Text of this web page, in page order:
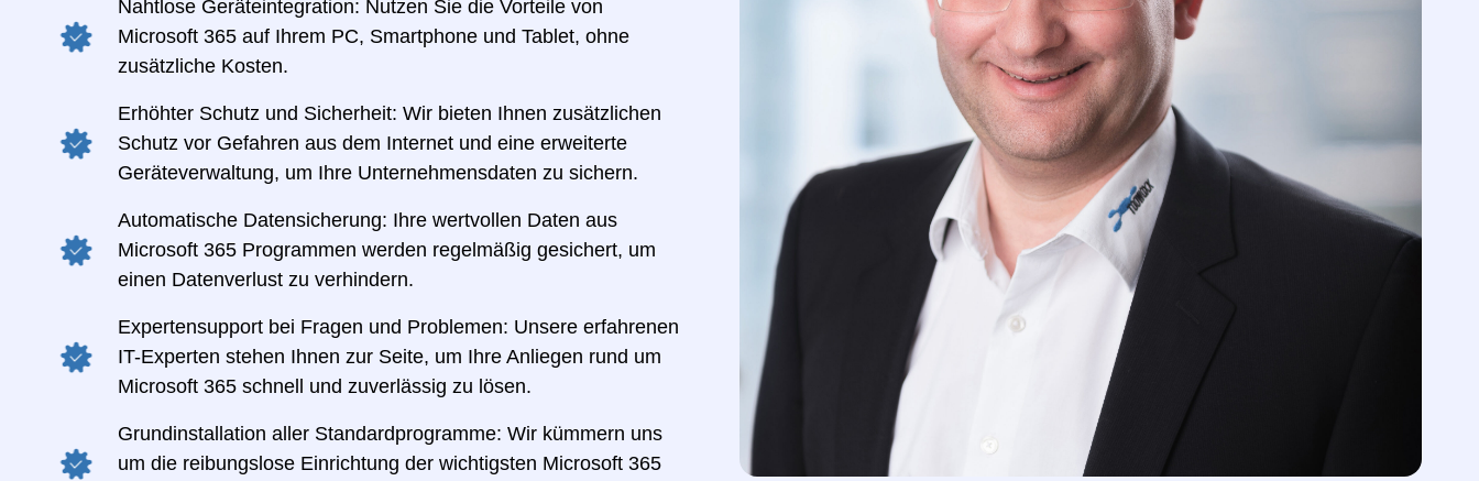
Nahtlose Geräteintegration: Nutzen Sie die Vorteile von
Microsoft 365 auf Ihrem PC, Smartphone und Tablet, ohne
zusätzliche Kosten.
Erhöhter Schutz und Sicherheit: Wir bieten Ihnen zusätzlichen
Schutz vor Gefahren aus dem Internet und eine erweiterte
Geräteverwaltung, um Ihre Unternehmensdaten zu sichern.
Automatische Datensicherung: Ihre wertvollen Daten aus
Microsoft 365 Programmen werden regelmäßig gesichert, um
einen Datenverlust zu verhindern.
Expertensupport bei Fragen und Problemen: Unsere erfahrenen
IT-Experten stehen Ihnen zur Seite, um Ihre Anliegen rund um
Microsoft 365 schnell und zuverlässig zu lösen.
Grundinstallation aller Standardprogramme: Wir kümmern uns
um die reibungslose Einrichtung der wichtigsten Microsoft 365